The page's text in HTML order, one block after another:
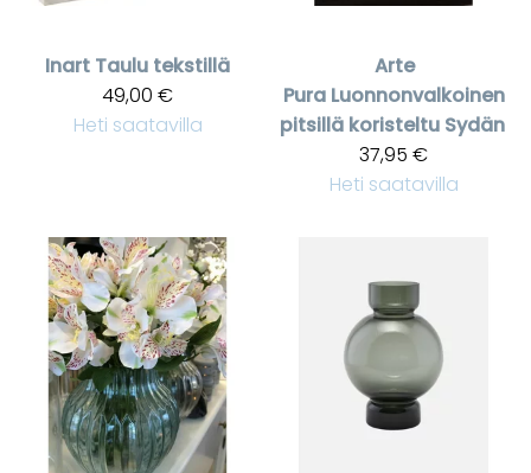
Inart Taulu tekstillä
49,00 €
Heti saatavilla
Arte
Pura Luonnonvalkoinen
pitsillä koristeltu Sydän
37,95 €
Heti saatavilla